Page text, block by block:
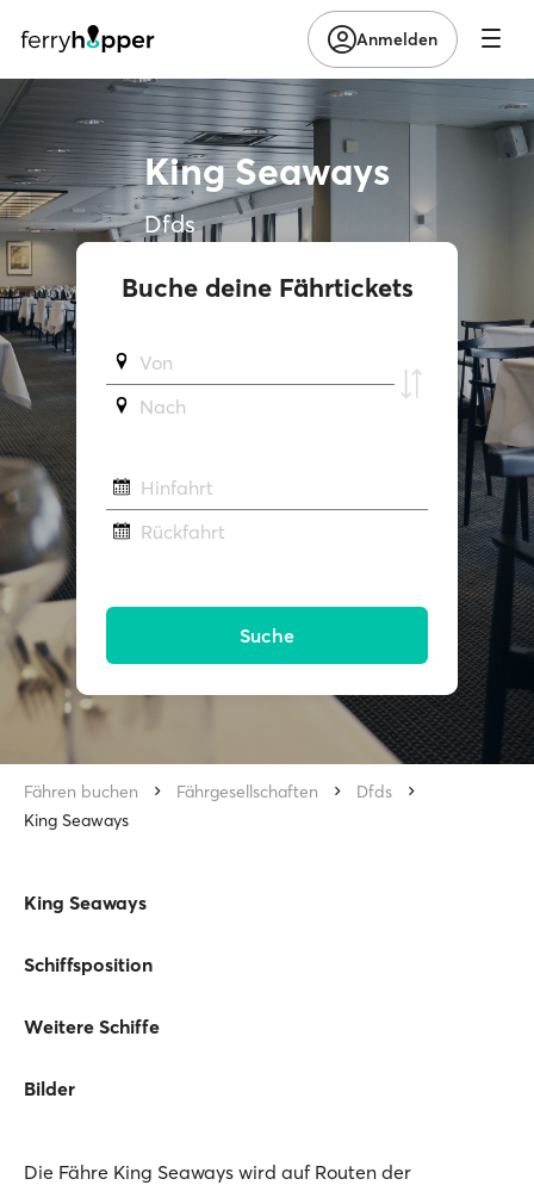
Anmelden
King Seaways
Dfds
Buche deine Fährtickets
Von
Νach
Hinfahrt
Rückfahrt
Suche
Fähren buchen Fährgesellschaften
Dfds
King Seaways
King Seaways
Schiffsposition
Weitere Schiffe
Bilder
Die Fähre King Seaways wird auf Routen der